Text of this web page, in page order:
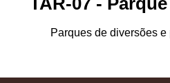
Parques de diversões